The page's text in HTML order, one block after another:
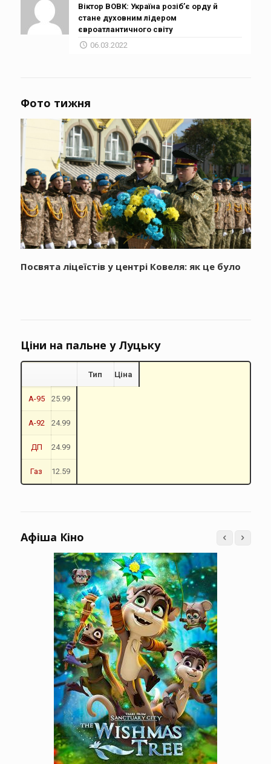
Віктор ВОВК: Україна розіб’є орду й
стане духовним лідером
євроатлантичного світу
06.03.2022
Фото тижня
Посвята ліцеїстів у центрі Ковеля: як це було
Ціни на пальне у Луцьку
Тип Ціна
A-95 25.99
A-92 24.99
ДП 24.99
Газ 12.59
Афіша Кіно